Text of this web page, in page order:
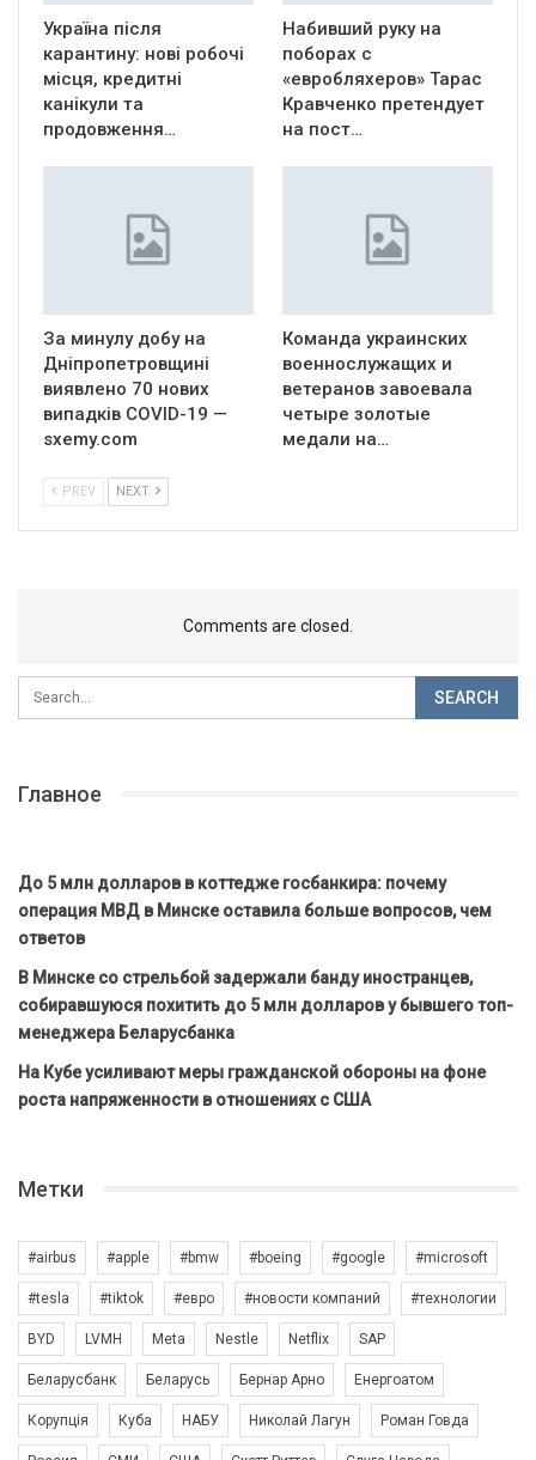
Україна після
карантину: нові робочі
місця, кредитні
канікули та
продовження…
Набивший руку на
поборах с
«евробляхеров» Тарас
Кравченко претендует
на пост…
За минулу добу на
Дніпропетровщині
виявлено 70 нових
випадків COVID-19 —
sxemy.com
Команда украинских
военнослужащих и
ветеранов завоевала
четыре золотые
медали на…
PREV NEXT
Comments are closed.
Главное
До 5 млн долларов в коттедже госбанкира: почему
операция МВД в Минске оставила больше вопросов, чем
ответов
В Минске со стрельбой задержали банду иностранцев,
собиравшуюся похитить до 5 млн долларов у бывшего топ-
менеджера Беларусбанка
На Кубе усиливают меры гражданской обороны на фоне
роста напряженности в отношениях с США
Метки
#airbus #apple #bmw #boeing #google #microsoft
#tesla #tiktok #евро #новости компаний #технологии
BYD LVMH Meta Nestle Netflix SAP
Беларусбанк Беларусь Бернар Арно Енергоатом
Корупція Куба НАБУ Николай Лагун Роман Говда